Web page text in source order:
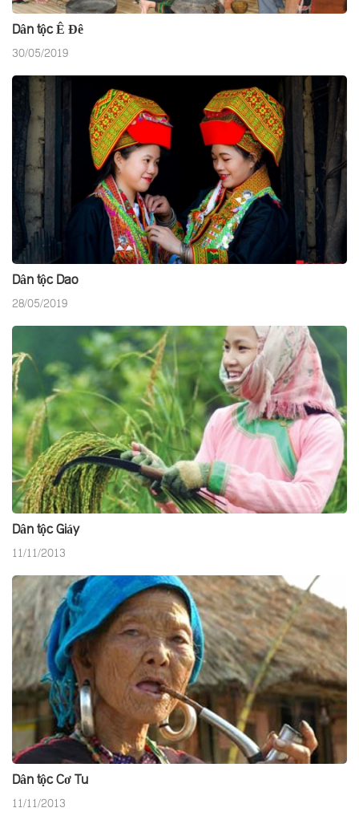
Dân tộc Ê Đê
30/05/2019
Dân tộc Dao
28/05/2019
Dân tộc Giáy
11/11/2013
Dân tộc Cơ Tu
11/11/2013